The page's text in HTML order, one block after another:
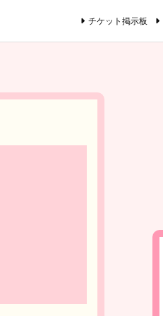
チケット掲示板